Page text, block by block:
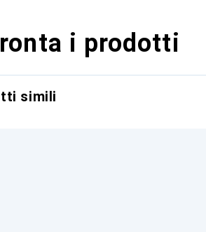
i prodotti
simili